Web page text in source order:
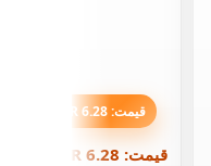
قیمت: 6.28 IRR
قیمت: 6.28 IRR